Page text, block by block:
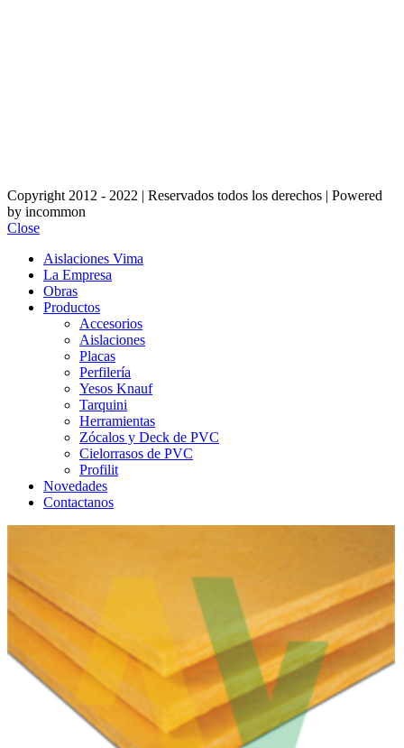
Copyright 2012 - 2022 | Reservados todos los derechos | Powered
by incommon
Close
Aislaciones Vima
La Empresa
Obras
Productos
Accesorios
Aislaciones
Placas
Perfilería
Yesos Knauf
Tarquini
Herramientas
Zócalos y Deck de PVC
Cielorrasos de PVC
Profilit
Novedades
Contactanos